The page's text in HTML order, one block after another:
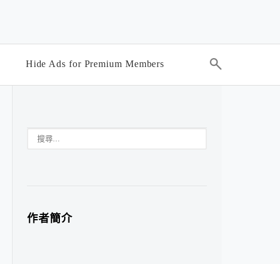
Hide Ads for Premium Members
作者簡介